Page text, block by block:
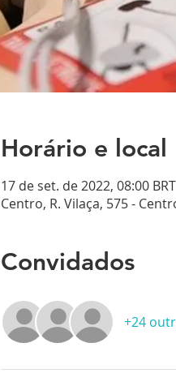
Horário e local
17 de set. de 2022, 08:00 BRT
Centro, R. Vilaça, 575 -
Convidados
+24